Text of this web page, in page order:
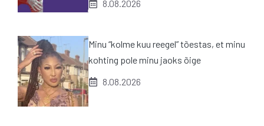
8.08.2026
Minu “kolme kuu reegel” tõestas, et minu
kohting pole minu jaoks õige
8.08.2026